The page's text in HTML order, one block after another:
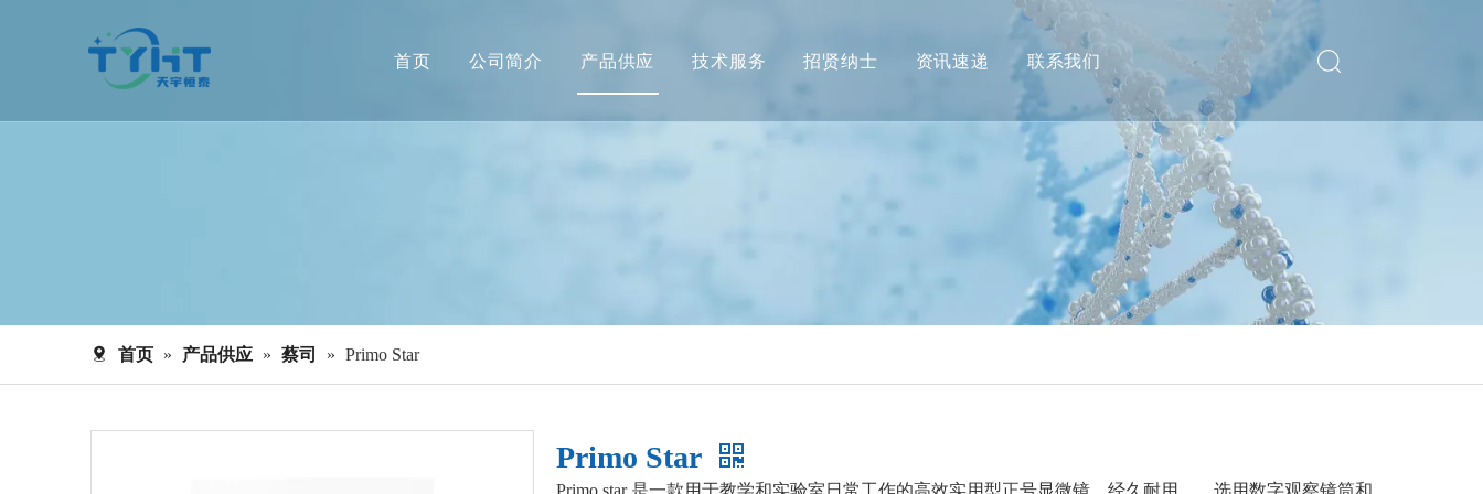
首页 公司简介 产品供应 技术服务 招贤纳士 资讯速递 联系我们
首页 » 产品供应 » 蔡司 » Primo Star
Primo Star
Primo star 是一款用于教学和实验室日常工作的高效实用型正号显微镜，经久耐用。。选用数字观察镜筒和